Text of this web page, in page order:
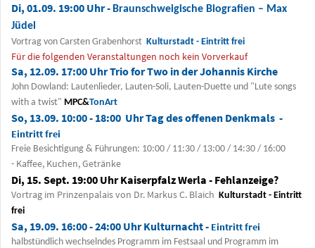
Di, 01.09. 19:00 Uhr - Braunschweigische Biografien – Max
Jüdel
Vortrag von Carsten Grabenhorst Kulturstadt - Eintritt frei
Für die folgenden Veranstaltungen noch kein Vorverkauf
Sa, 12.09. 17:00 Uhr Trio for Two in der Johannis Kirche
John Dowland: Lautenlieder, Lauten-Soli, Lauten-Duette und "Lute songs
with a twist" MPC&TonArt
So, 13.09. 10:00 - 18:00 Uhr Tag des offenen Denkmals -
Eintritt frei
Freie Besichtigung & Führungen: 10:00 / 11:30 / 13:00 / 14:30 / 16:00
- Kaffee, Kuchen, Getränke
Di, 15. Sept. 19:00 Uhr Kaiserpfalz Werla - Fehlanzeige?
Vortrag im Prinzenpalais von Dr. Markus C. Blaich Kulturstadt - Eintritt
frei
Sa, 19.09. 16:00 - 24:00 Uhr Kulturnacht - Eintritt frei
halbstündlich wechselndes Programm im Festsaal und Programm im